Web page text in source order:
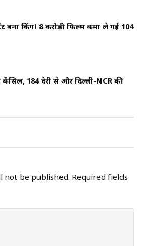
बना किंग! 8 करोड़ी फिल्म कमा ले गई 104
184 देरी से और दिल्ली-NCR की
not be published. Required fields